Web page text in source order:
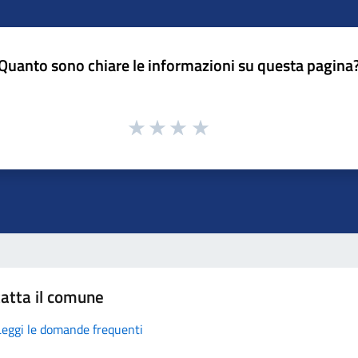
sono chiare le informazioni su questa
il comune
le domande frequenti